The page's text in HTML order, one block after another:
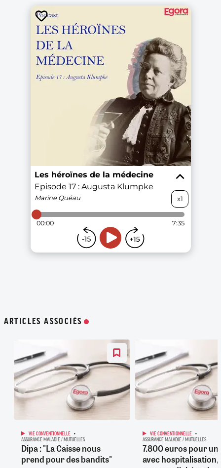
ARTICLES ASSOCIÉS
VIE CONVENTIONNELLE
ASSURANCE MALADIE / MUTUELLES
Dipa : "La Caisse nous
prend pour des bandits"
VIE CONVENTIONNELLE
ASSURANCE MALADIE / MUTUELLES
7.800 euros pour un
avec hospitalisation,